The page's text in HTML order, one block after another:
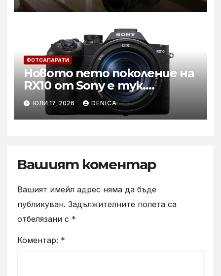
ФОТОАПАРАТИ
Новото пето поколение на
RX10 от Sony е тук.
Универсален фотоапарат
със супер zoom за
ежедневие, дива природа и
ЮЛИ 17, 2026 DENICA
Вашият коментар
Вашият имейл адрес няма да бъде
публикуван. Задължителните полета са
отбелязани с *
Коментар: *